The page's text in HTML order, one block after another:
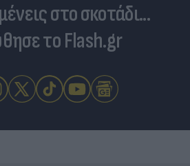
στο σκοτάδι...
το Flash.gr